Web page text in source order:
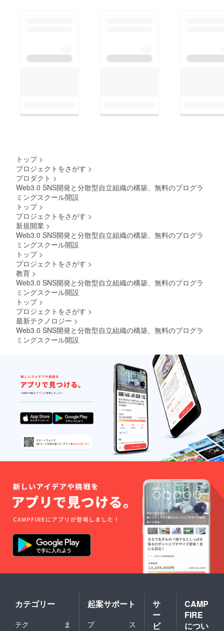
トップ >
プロジェクトをさがす >
プロダクト >
Web3.0 SNS開発と分散型自立組織の構築、無料のプログラ
ミングスクール開設
トップ >
プロジェクトをさがす >
新規開業 >
Web3.0 SNS開発と分散型自立組織の構築、無料のプログラ
ミングスクール開設
トップ >
プロジェクトをさがす >
教育 >
Web3.0 SNS開発と分散型自立組織の構築、無料のプログラ
ミングスクール開設
トップ >
プロジェクトをさがす >
最新テクノロジー >
Web3.0 SNS開発と分散型自立組織の構築、無料のプログラ
ミングスクール開設
カテゴリー
テク
ま
起案サポート
プ
ス
サ
ー
ビ
CAMP
FIRE
につい